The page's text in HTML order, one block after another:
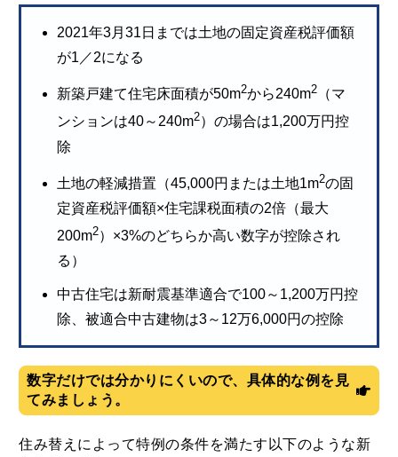
2021年3月31日までは土地の固定資産税評価額
が1／2になる
新築戸建て住宅床面積が50m2から240m2 （マ
ンションは40～240m2）の場合は1,200万円控
除
土地の軽減措置（45,000円または土地1m2の固
定資産税評価額×住宅課税面積の2倍（最大
200m2）×3%のどちらか高い数字が控除され
る）
中古住宅は新耐震基準適合で100～1,200万円控
除、被適合中古建物は3～12万6,000円の控除
数字だけでは分かりにくいので、具体的な例を見
てみましょう。
住み替えによって特例の条件を満たす以下のような新